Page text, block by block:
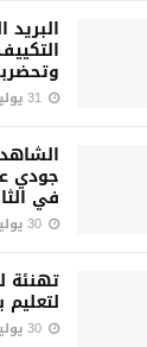
جودي
في
تهنئة